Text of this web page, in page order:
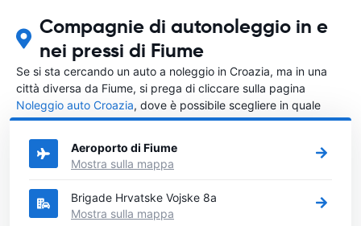
Compagnie di autonoleggio in e
nei pressi di Fiume
Se si sta cercando un auto a noleggio in Croazia, ma in una
città diversa da Fiume, si prega di cliccare sulla pagina
Noleggio auto Croazia, dove è possibile scegliere in quale
città in Croazia si vuole noleggiare l'auto.
Aeroporto di Fiume
Mostra sulla mappa
Brigade Hrvatske Vojske 8a
Mostra sulla mappa